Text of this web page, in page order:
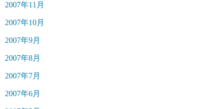
2007年11月
2007年10月
2007年9月
2007年8月
2007年7月
2007年6月